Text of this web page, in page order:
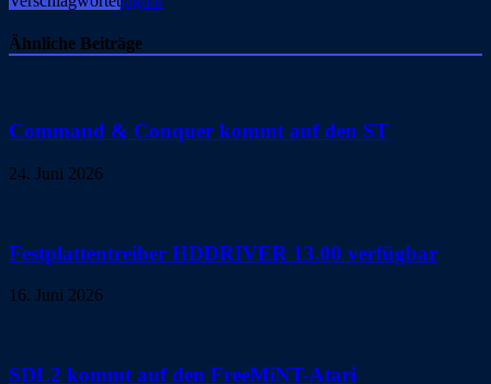
Ähnliche Beiträge
Command & Conquer kommt auf den ST
24. Juni 2026
Festplattentreiber HDDRIVER 13.00 verfügbar
16. Juni 2026
SDL2 kommt auf den FreeMiNT-Atari